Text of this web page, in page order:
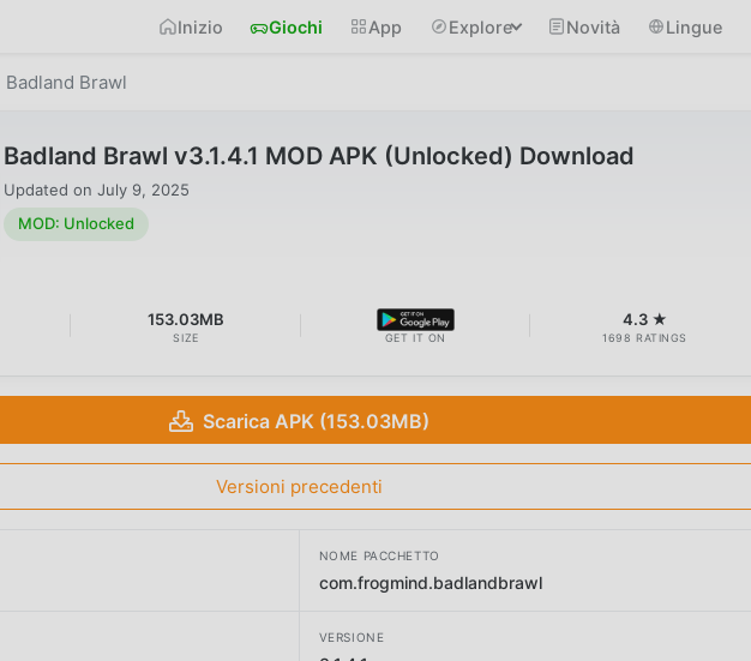
Inizio Giochi App Explore Novità Lingue
Badland Brawl
Badland Brawl v3.1.4.1 MOD APK (Unlocked) Download
Updated on July 9, 2025
MOD: Unlocked
153.03MB
SIZE GET IT ON
4.3 ★
1698 RATINGS
Scarica APK (153.03MB)
Versioni precedenti
NOME PACCHETTO
com.frogmind.badlandbrawl
VERSIONE